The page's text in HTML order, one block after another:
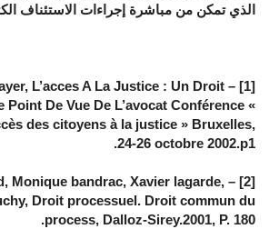
الذي تمكن من مباشرة إجراءات الاستئناف
L’acces A La Justice : Un Droit
Point De Vue De L’avocat Conférence «
des citoyens à la justice » Bruxelles,
24-26 octobre 2002.p1.
Monique bandrac, Xavier lagarde,
Droit processuel. Droit commun du
process, Dalloz-Sirey.2001, P. 180.